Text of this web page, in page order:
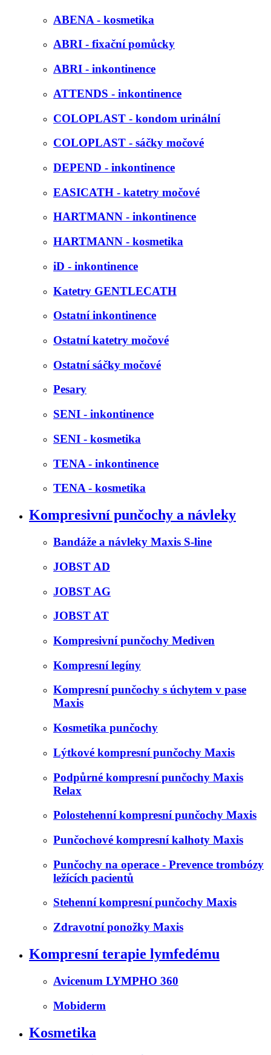
ABENA - kosmetika
ABRI - fixační pomůcky
ABRI - inkontinence
ATTENDS - inkontinence
COLOPLAST - kondom urinální
COLOPLAST - sáčky močové
DEPEND - inkontinence
EASICATH - katetry močové
HARTMANN - inkontinence
HARTMANN - kosmetika
iD - inkontinence
Katetry GENTLECATH
Ostatní inkontinence
Ostatní katetry močové
Ostatní sáčky močové
Pesary
SENI - inkontinence
SENI - kosmetika
TENA - inkontinence
TENA - kosmetika
Kompresivní punčochy a návleky
Bandáže a návleky Maxis S-line
JOBST AD
JOBST AG
JOBST AT
Kompresivní punčochy Mediven
Kompresní legíny
Kompresní punčochy s úchytem v pase
Maxis
Kosmetika punčochy
Lýtkové kompresní punčochy Maxis
Podpůrné kompresní punčochy Maxis
Relax
Polostehenní kompresní punčochy Maxis
Punčochové kompresní kalhoty Maxis
Punčochy na operace - Prevence trombózy
ležících pacientů
Stehenní kompresní punčochy Maxis
Zdravotní ponožky Maxis
Kompresní terapie lymfedému
Avicenum LYMPHO 360
Mobiderm
Kosmetika